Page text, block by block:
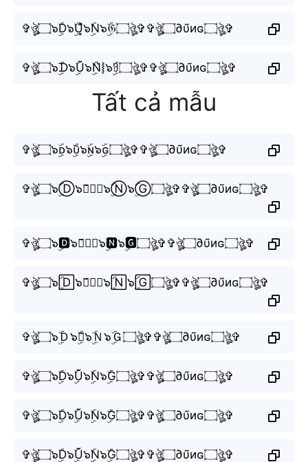
✞ঔৣ۝๖ۣۜD๖ۣۜU͓̽̃๖ۣۜN๖ۣۜ𝔊۝ঔৣ✞✞ঔৣ۝∂υ̃иɢ۝ঔৣ✞
✞ঔৣ۝๖ۣۜᗪ๖ۣۜŨ๖ۣۜN͛⦚๖ۣۜꍌ۝ঔৣ✞✞ঔৣ۝∂υ̃иɢ۝ঔৣ✞
Tất cả mẫu
✞ঔৣ۝๖ۣۜᴅ๖ۣۜᴜ̃๖ۣۜɴ๖ۣۜɢ۝ঔৣ✞✞ঔৣ۝∂υ̃иɢ۝ঔৣ✞
✞ঔৣ۝๖ۣۜⒹ๖ۣۜⓊ̃๖ۣۜⓃ๖ۣۜⒼ۝ঔৣ✞✞ঔৣ۝∂υ̃иɢ۝ঔৣ✞
✞ঔৣ۝๖ۣۜ🅳๖ۣۜ🆄̃๖ۣۜ🅽๖ۣۜ🅶۝ঔৣ✞✞ঔৣ۝∂υ̃иɢ۝ঔৣ✞
✞ঔৣ۝๖ۣۜ🄳๖ۣۜ🅄̃๖ۣۜ🄽๖ۣۜ🄶۝ঔৣ✞✞ঔৣ۝∂υ̃иɢ۝ঔৣ✞
✞ঔৣ۝๖ۣۜＤ๖ۣۜＵ̃๖ۣۜＮ๖ۣۜＧ۝ঔৣ✞✞ঔৣ۝∂υ̃иɢ۝ঔৣ✞
✞ঔৣ۝๖ۣۜD๖ۣۜŨ๖ۣۜN๖ۣۜG۝ঔৣ✞✞ঔৣ۝∂υ̃иɢ۝ঔৣ✞
✞ঔৣ۝๖ۣۜD๖ۣۜŨ๖ۣۜN๖ۣۜG۝ঔৣ✞✞ঔৣ۝∂υ̃иɢ۝ঔৣ✞
✞ঔৣ۝๖ۣۜD๖ۣۜŨ๖ۣۜN๖ۣۜG۝ঔৣ✞✞ঔৣ۝∂υ̃иɢ۝ঔৣ✞